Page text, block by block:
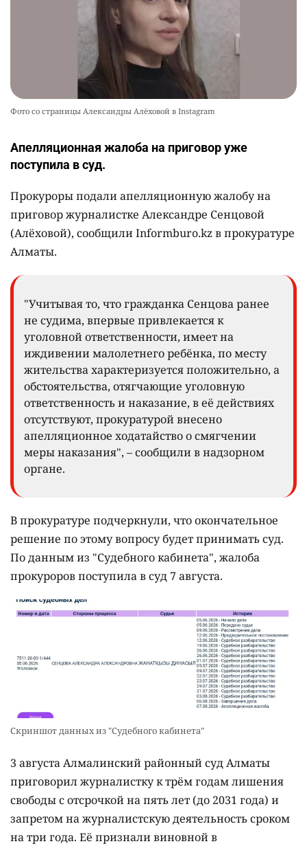
Фото со страницы Александры Алёховой в Instagram
Апелляционная жалоба на приговор уже
поступила в суд.
Прокуроры подали апелляционную жалобу на
приговор журналистке Александре Сенцовой
(Алёховой), сообщили Informburo.kz в прокуратуре
Алматы.
"Учитывая то, что гражданка Сенцова ранее
не судима, впервые привлекается к
уголовной ответственности, имеет на
иждивении малолетнего ребёнка, по месту
жительства характеризуется положительно, а
обстоятельства, отягчающие уголовную
ответственность и наказание, в её действиях
отсутствуют, прокуратурой внесено
апелляционное ходатайство о смягчении
меры наказания", – сообщили в надзорном
органе.
В прокуратуре подчеркнули, что окончательное
решение по этому вопросу будет принимать суд.
По данным из "Судебного кабинета", жалоба
прокуроров поступила в суд 7 августа.
Скриншот данных из "Судебного кабинета"
3 августа Алмалинский районный суд Алматы
приговорил журналистку к трём годам лишения
свободы с отсрочкой на пять лет (до 2031 года) и
запретом на журналистскую деятельность сроком
на три года. Её признали виновной в